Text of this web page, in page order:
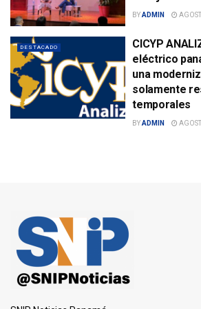
BYADMIN
DESTACADO
CICYP
eléctrico
una
solamente
temporales
BYADMIN